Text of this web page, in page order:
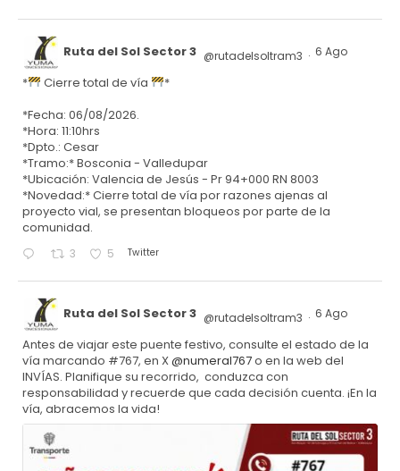
Ruta del Sol Sector 3 @rutadelsoltram3 · 6 Ago
* Cierre total de vía
*
*Fecha: 06/08/2026.
*Hora: 11:10hrs
*Dpto.: Cesar
*Tramo:* Bosconia - Valledupar
*Ubicación: Valencia de Jesús - Pr 94+000 RN 8003
*Novedad:* Cierre total de vía por razones ajenas al
proyecto vial, se presentan bloqueos por parte de la
comunidad.
3 5 Twitter
Ruta del Sol Sector 3 @rutadelsoltram3 · 6 Ago
Antes de viajar este puente festivo, consulte el estado de la
vía marcando #767, en X@numeral767o en la web del
INVÍAS. Planifique su recorrido, conduzca con
responsabilidad y recuerde que cada decisión cuenta. ¡En la
vía, abracemos la vida!